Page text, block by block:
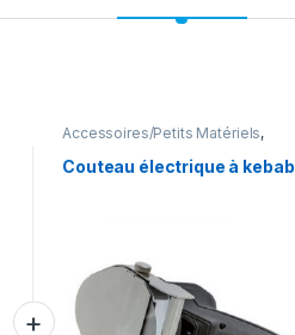
Accessoires/Petits Matériels,
Snack/Pizza/Sucrée
Couteau électrique à kebab